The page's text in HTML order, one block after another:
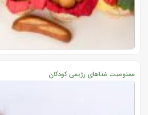
ممنوعیت غذاهای رژیمی کودکان